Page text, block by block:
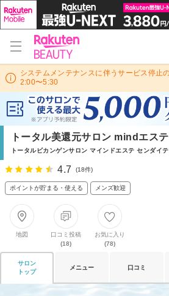
システムメンテナンスに伴うサービス停止
2:00〜5:30
トータル美還元サロン mindエス
トータルビカンゲンサロン マインドエステ センダイ
4.7 (18件)
ポイントが貯まる・使える メンズ歓迎
地図
口コミ投稿
(18)
お気に入り
(78)
サロン
トップ
メニュー 口コミ